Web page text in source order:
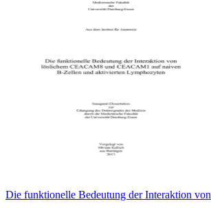
Die funktionelle Bedeutung der Interaktion von